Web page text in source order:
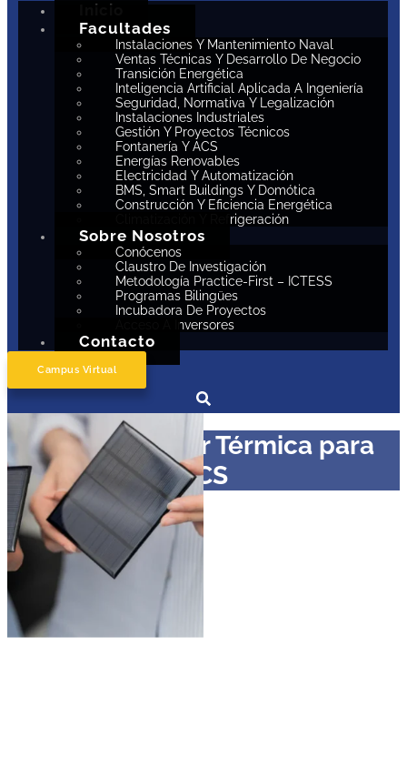
Inicio
Facultades
Instalaciones Y Mantenimiento Naval
Ventas Técnicas Y Desarrollo De Negocio
Transición Energética
Inteligencia Artificial Aplicada A Ingeniería
Seguridad, Normativa Y Legalización
Instalaciones Industriales
Gestión Y Proyectos Técnicos
Fontanería Y ACS
Energías Renovables
Electricidad Y Automatización
BMS, Smart Buildings Y Domótica
Construcción Y Eficiencia Energética
Climatización Y Refrigeración
Sobre Nosotros
Conócenos
Claustro De Investigación
Metodología Practice-First – ICTESS
Programas Bilingües
Incubadora De Proyectos
Acceso A Inversores
Contacto
Campus Virtual
Curso en Solar Térmica para
ACS